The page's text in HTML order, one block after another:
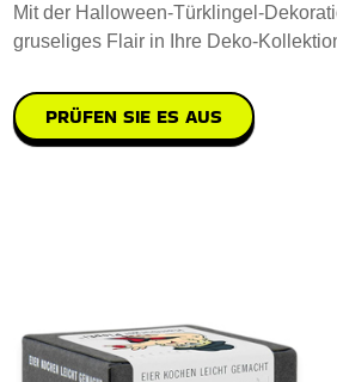
Mit der Halloween-Türklingel-
gruseliges Flair in Ihre Deko-
PRÜFEN SIE ES AUS